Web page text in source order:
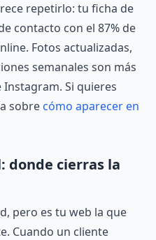
repetirlo: tu ficha de
contacto con el 87% de
Fotos actualizadas,
semanales son más
Si quieres
sobre cómo aparecer en
donde cierras la
pero es tu web la que
Cuando un cliente